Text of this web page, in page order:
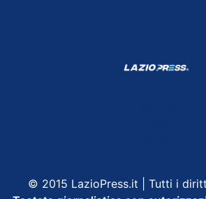
© 2015 LazioPress.it | Tutti i